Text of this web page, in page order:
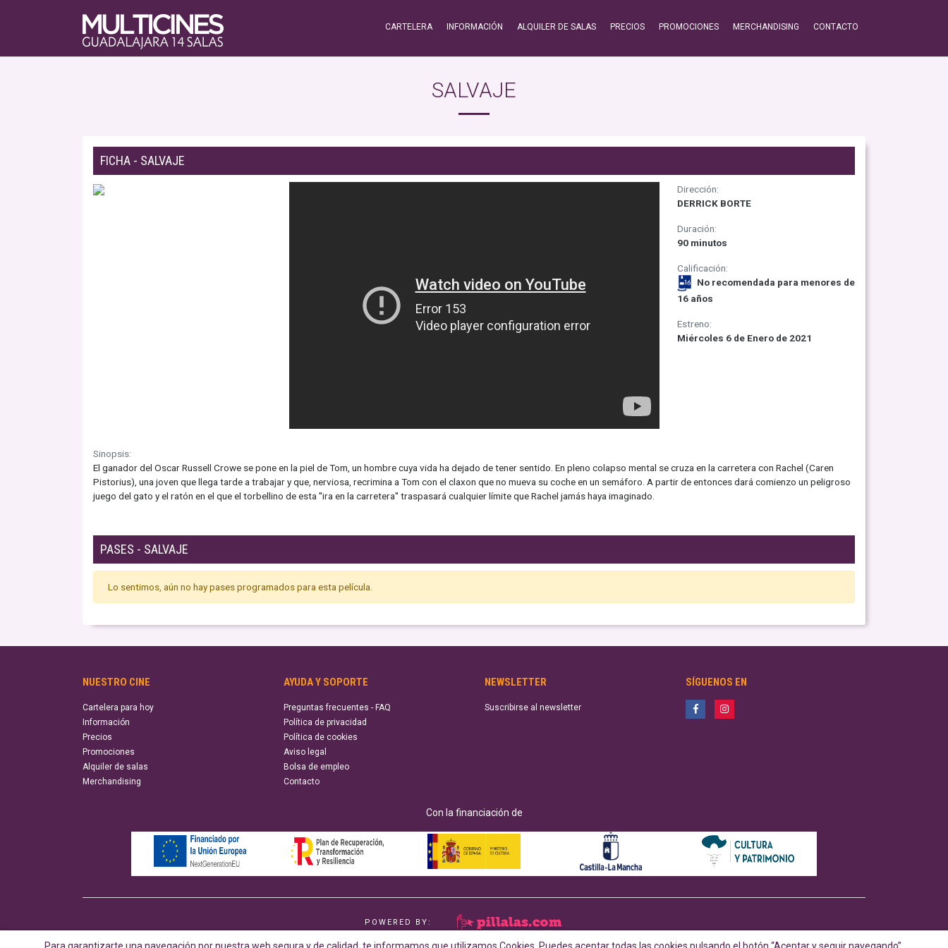
CARTELERA INFORMACIÓN ALQUILER DE SALAS PRECIOS PROMOCIONES MERCHANDISING CONTACTO
SALVAJE
FICHA - SALVAJE
Dirección:
DERRICK BORTE
Duración:
90 minutos
Calificación:
No recomendada para menores de
16 años
Estreno:
Miércoles 6 de Enero de 2021
Sinopsis:
El ganador del Oscar Russell Crowe se pone en la piel de Tom, un hombre cuya vida ha dejado de tener sentido. En pleno colapso mental se cruza en la carretera con Rachel (Caren
Pistorius), una joven que llega tarde a trabajar y que, nerviosa, recrimina a Tom con el claxon que no mueva su coche en un semáforo. A partir de entonces dará comienzo un peligroso
juego del gato y el ratón en el que el torbellino de esta ''ira en la carretera'' traspasará cualquier límite que Rachel jamás haya imaginado.
PASES - SALVAJE
Lo sentimos, aún no hay pases programados para esta película.
NUESTRO CINE
Cartelera para hoy
Información
Precios
Promociones
Alquiler de salas
Merchandising
AYUDA Y SOPORTE
Preguntas frecuentes - FAQ
Política de privacidad
Política de cookies
Aviso legal
Bolsa de empleo
Contacto
NEWSLETTER
Suscribirse al newsletter
SÍGUENOS EN
Con la financiación de
POWERED BY: